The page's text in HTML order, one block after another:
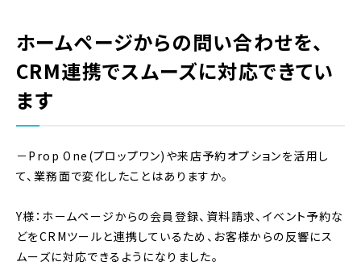
ホームページからの問い合わせを、
CRM連携でスムーズに対応できてい
ます
－Prop One(プロップワン)や来店予約オプションを活用し
て、業務面で変化したことはありますか。
Y様：ホームページからの会員登録、資料請求、イベント予約な
どをCRMツールと連携しているため、お客様からの反響にス
ムーズに対応できるようになりました。